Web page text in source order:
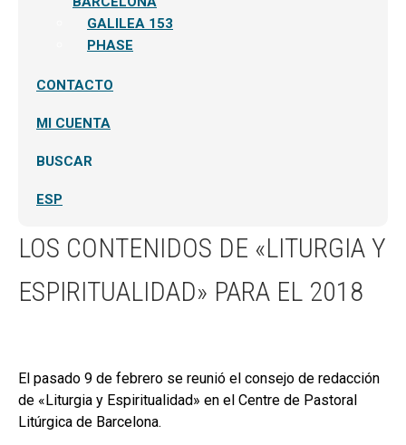
GALILEA 153
PHASE
CONTACTO
MI CUENTA
BUSCAR
ESP
LOS CONTENIDOS DE «LITURGIA Y
ESPIRITUALIDAD» PARA EL 2018
El pasado 9 de febrero se reunió el consejo de redacción
de «Liturgia y Espiritualidad» en el Centre de Pastoral
Litúrgica de Barcelona.